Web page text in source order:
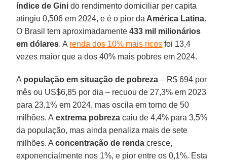
índice de Gini do rendimento domiciliar per capita
atingiu 0,506 em 2024, e é o pior da América Latina.
O Brasil tem aproximadamente433 mil milionários
em dólares. A renda dos 10% mais ricos foi 13,4
vezes maior que a dos 40% mais pobres em 2024.
A população em situação de pobreza – R$ 694 por
mês ou US$6,85 por dia – recuou de 27,3% em 2023
para 23,1% em 2024, mas oscila em torno de 50
milhões. A extrema pobreza caiu de 4,4% para 3,5%
da população, mas ainda penaliza mais de sete
milhões. Aconcentração de renda cresce,
exponencialmente nos 1%, e pior entre os 0,1%. Esta